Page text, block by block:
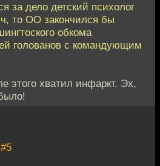
за дело детский психолог
то ОО закончился бы
обкома
голованов с командующим
этого хватил инфаркт. Эх,
#5